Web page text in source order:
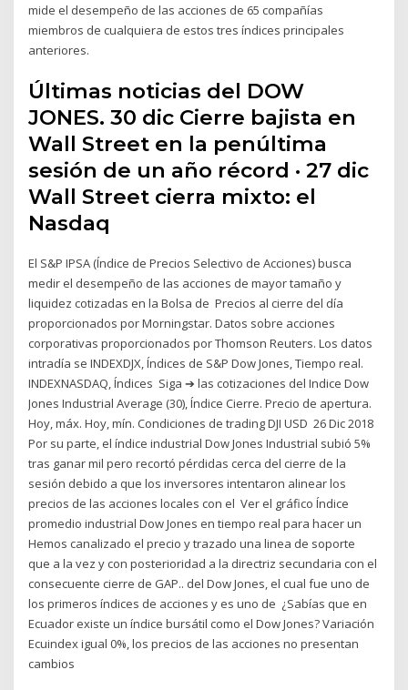
mide el desempeño de las acciones de 65 compañías
miembros de cualquiera de estos tres índices principales
anteriores.
Últimas noticias del DOW
JONES. 30 dic Cierre bajista en
Wall Street en la penúltima
sesión de un año récord · 27 dic
Wall Street cierra mixto: el
Nasdaq
El S&P IPSA (Índice de Precios Selectivo de Acciones) busca
medir el desempeño de las acciones de mayor tamaño y
liquidez cotizadas en la Bolsa de Precios al cierre del día
proporcionados por Morningstar. Datos sobre acciones
corporativas proporcionados por Thomson Reuters. Los datos
intradía se INDEXDJX, Índices de S&P Dow Jones, Tiempo real.
INDEXNASDAQ, Índices Siga ➔ las cotizaciones del Indice Dow
Jones Industrial Average (30), Índice Cierre. Precio de apertura.
Hoy, máx. Hoy, mín. Condiciones de trading DJI USD 26 Dic 2018
Por su parte, el índice industrial Dow Jones Industrial subió 5%
tras ganar mil pero recortó pérdidas cerca del cierre de la
sesión debido a que los inversores intentaron alinear los
precios de las acciones locales con el Ver el gráfico Índice
promedio industrial Dow Jones en tiempo real para hacer un
Hemos canalizado el precio y trazado una linea de soporte
que a la vez y con posterioridad a la directriz secundaria con el
consecuente cierre de GAP.. del Dow Jones, el cual fue uno de
los primeros índices de acciones y es uno de ¿Sabías que en
Ecuador existe un índice bursátil como el Dow Jones? Variación
Ecuindex igual 0%, los precios de las acciones no presentan
cambios